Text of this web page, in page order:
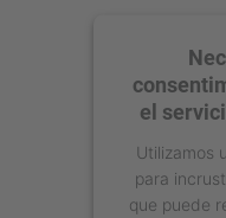
el
Utilizamos
para
que puede